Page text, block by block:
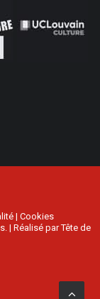
| Cookies
| Réalisé parTête de